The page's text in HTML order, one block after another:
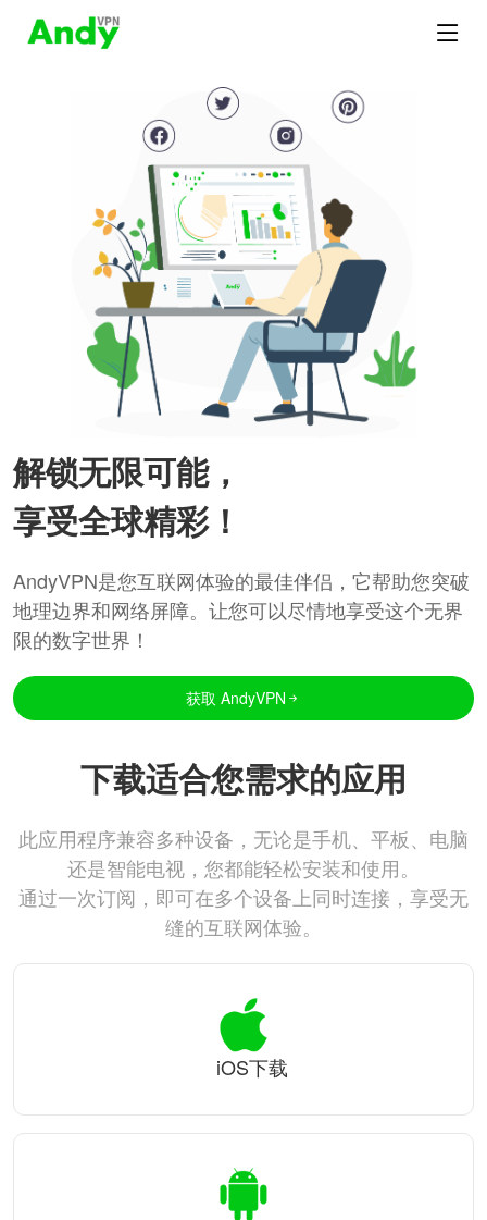
解锁无限可能，
享受全球精彩！
AndyVPN是您互联网体验的最佳伴侣，它帮助您突破
地理边界和网络屏障。让您可以尽情地享受这个无界
限的数字世界！
获取 AndyVPN
下载适合您需求的应用
此应用程序兼容多种设备，无论是手机、平板、电脑
还是智能电视，您都能轻松安装和使用。
通过一次订阅，即可在多个设备上同时连接，享受无
缝的互联网体验。
iOS下载